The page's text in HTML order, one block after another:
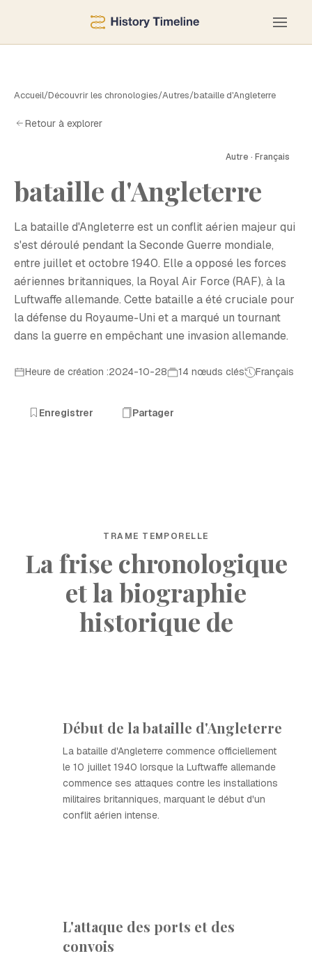
Accueil/Découvrir les chronologies/Autres/bataille d'Angleterre
Retour à explorer
Autre · Français
bataille d'Angleterre
La bataille d'Angleterre est un conflit aérien majeur qui
s'est déroulé pendant la Seconde Guerre mondiale,
entre juillet et octobre 1940. Elle a opposé les forces
aériennes britanniques, la Royal Air Force (RAF), à la
Luftwaffe allemande. Cette bataille a été cruciale pour
la défense du Royaume-Uni et a marqué un tournant
dans la guerre en empêchant une invasion allemande.
Heure de création :2024-10-28 14 nœuds clés Français
Enregistrer Partager
TRAME TEMPORELLE
La frise chronologique
et la biographie
historique de
Début de la bataille d'Angleterre
La bataille d'Angleterre commence officiellement
le 10 juillet 1940 lorsque la Luftwaffe allemande
commence ses attaques contre les installations
militaires britanniques, marquant le début d'un
conflit aérien intense.
L'attaque des ports et des
convois